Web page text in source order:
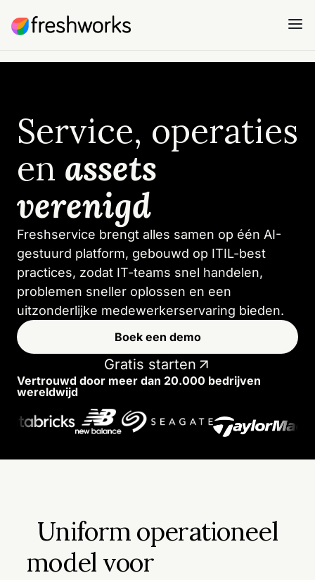
Service, operaties
en assets
verenigd
Freshservice brengt alles samen op één AI-
gestuurd platform, gebouwd op ITIL-best
practices, zodat IT-teams snel handelen,
problemen sneller oplossen en een
uitzonderlijke medewerkerservaring bieden.
Boek een demo
Gratis starten
Vertrouwd door meer dan 20.000 bedrijven
wereldwijd
Uniform operationeel
model voor